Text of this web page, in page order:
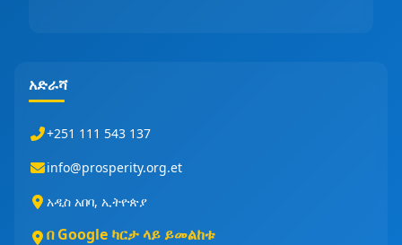
አድራሻ
+251 111 543 137
info@prosperity.org.et
አዲስ አበባ, ኢትዮጵያ
በ Google ካርታ ላይ ይመልከቱ